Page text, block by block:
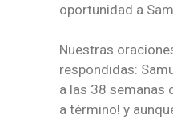
oportunidad a
Nuestras
respondidas:
a las 38 semanas
a término! y